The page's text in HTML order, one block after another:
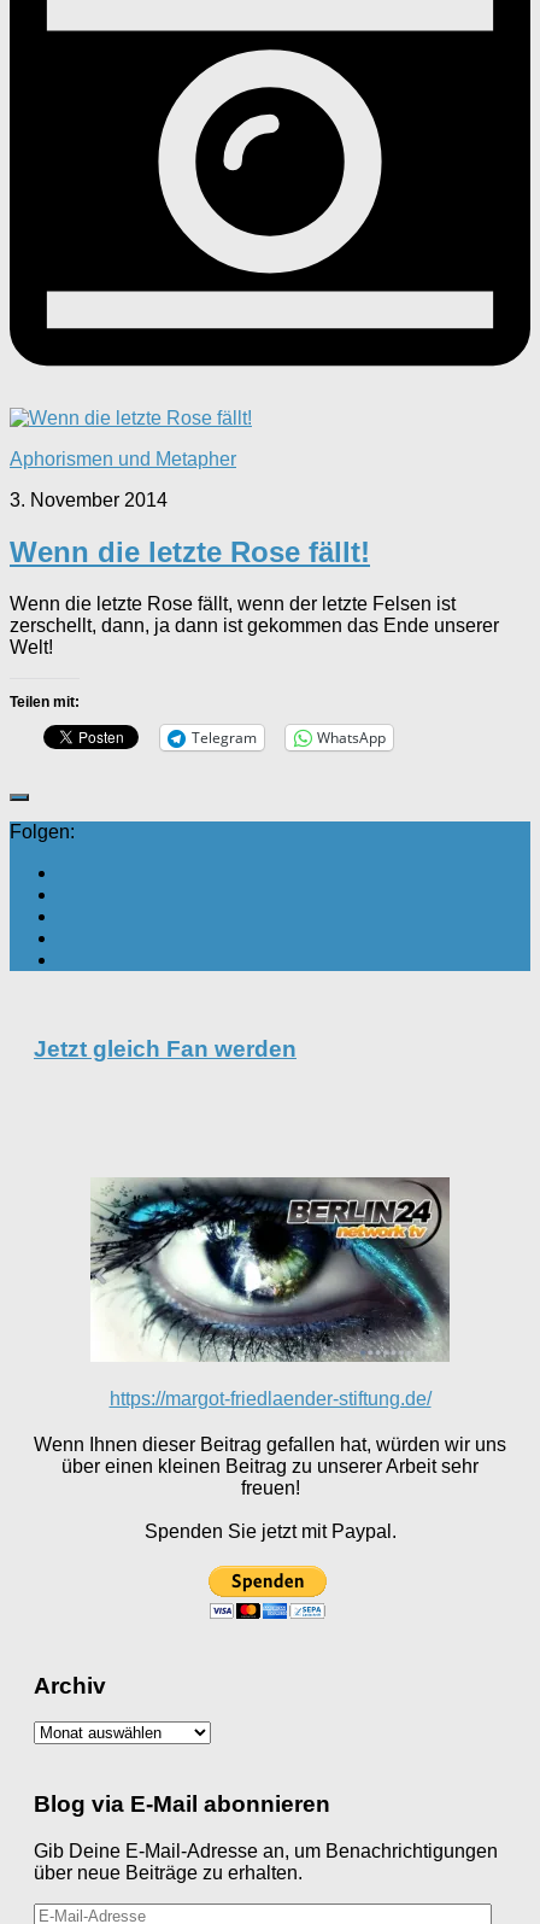
Aphorismen und Metapher
3. November 2014
Wenn die letzte Rose fällt!
Wenn die letzte Rose fällt, wenn der letzte Felsen ist
zerschellt, dann, ja dann ist gekommen das Ende unserer
Welt!
Teilen mit:
Telegram WhatsApp
Folgen:
Jetzt gleich Fan werden
https://margot-friedlaender-stiftung.de/
Wenn Ihnen dieser Beitrag gefallen hat, würden wir uns
über einen kleinen Beitrag zu unserer Arbeit sehr
freuen!
Spenden Sie jetzt mit Paypal.
Archiv
Archiv
Blog via E-Mail abonnieren
Gib Deine E-Mail-Adresse an, um Benachrichtigungen
über neue Beiträge zu erhalten.
E-